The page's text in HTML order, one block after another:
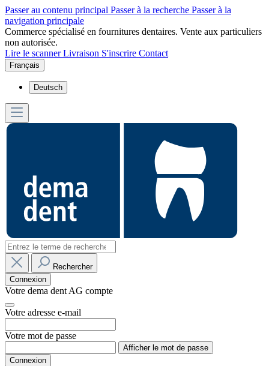
Passer au contenu principal Passer à la recherche Passer à la
navigation principale
Commerce spécialisé en fournitures dentaires. Vente aux particuliers
non autorisée.
Lire le scannerLivraison S'inscrire Contact
Français
Deutsch
Rechercher
Connexion
Votre dema dent AG compte
Votre adresse e-mail
Votre mot de passe
Afficher le mot de passe
Connexion